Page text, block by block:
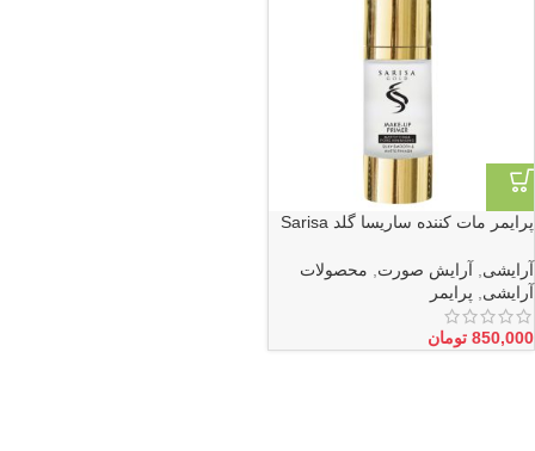
پرایمر مات کننده ساریسا گلد Sarisa
آرایشی آرایش صورت
محصولات
آرایشی
پرایمر
850,000 تومان